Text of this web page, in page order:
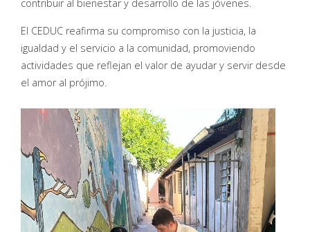
contribuir al bienestar y desarrollo de las jóvenes.
El CEDUC reafirma su compromiso con la justicia, la
igualdad y el servicio a la comunidad, promoviendo
actividades que reflejan el valor de ayudar y servir desde
el amor al prójimo.